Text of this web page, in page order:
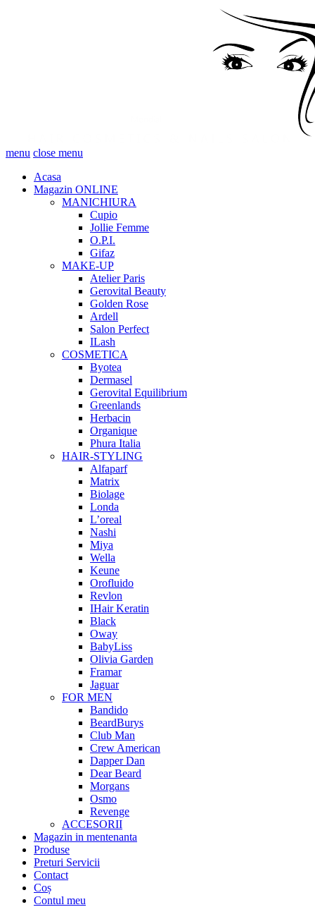
menu close menu
Acasa
Magazin ONLINE
MANICHIURA
Cupio
Jollie Femme
O.P.I.
Gifaz
MAKE-UP
Atelier Paris
Gerovital Beauty
Golden Rose
Ardell
Salon Perfect
ILash
COSMETICA
Byotea
Dermasel
Gerovital Equilibrium
Greenlands
Herbacin
Organique
Phura Italia
HAIR-STYLING
Alfaparf
Matrix
Biolage
Londa
L’oreal
Nashi
Miya
Wella
Keune
Orofluido
Revlon
IHair Keratin
Black
Oway
BabyLiss
Olivia Garden
Framar
Jaguar
FOR MEN
Bandido
BeardBurys
Club Man
Crew American
Dapper Dan
Dear Beard
Morgans
Osmo
Revenge
ACCESORII
Magazin in mentenanta
Produse
Preturi Servicii
Contact
Coș
Contul meu